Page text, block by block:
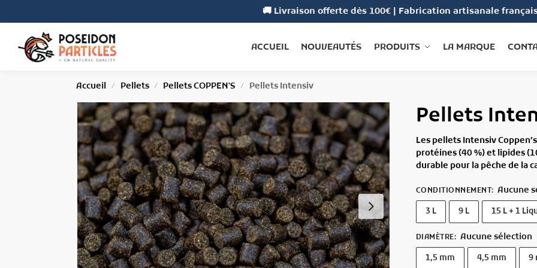
🚚 Livraison offerte dès 100€ | Fabrication artisanale
ACCUEIL NOUVEAUTÉS PRODUITS LA MARQUE
Accueil / Pellets / Pellets COPPEN'S / Pellets Intensiv
Pellets
Les pellets Intensiv Coppen’s
protéines (40 %) et lipides
durable pour la pêche de la
CONDITIONNEMENT: Aucune
3 L 9 L 15 L + 1
DIAMÈTRE: Aucune sélection
1,5 mm 4,5 mm 9